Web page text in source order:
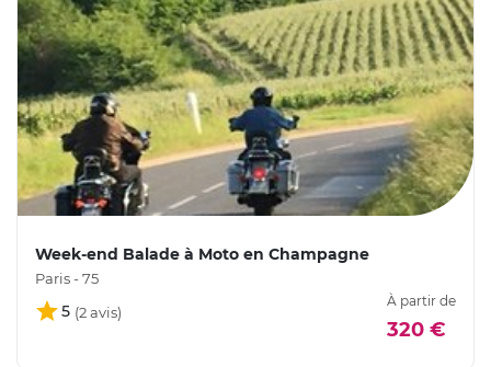
Week-end Balade à Moto en Champagne
Paris - 75
5
À partir de
320 €